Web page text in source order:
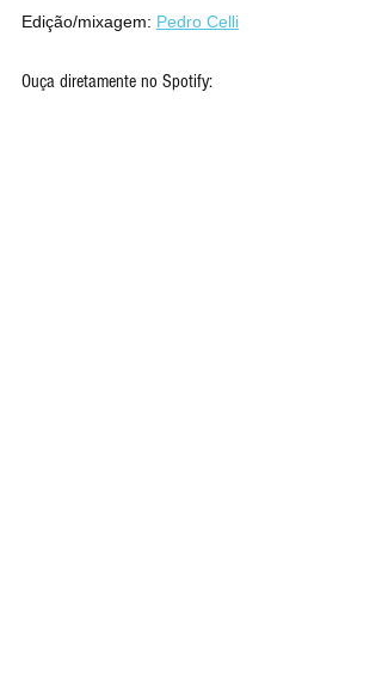
Edição/mixagem: Pedro Celli
Ouça diretamente no Spotify: